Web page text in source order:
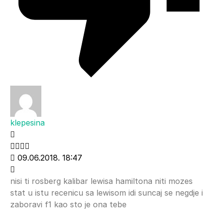
klepesina
09.06.2018. 18:47
nisi ti rosberg kalibar lewisa hamiltona niti mozes
stat u istu recenicu sa lewisom idi suncaj se negdje i
zaboravi f1 kao sto je ona tebe